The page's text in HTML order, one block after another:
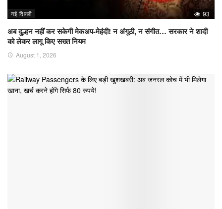
नई दिल्ली 93
अब दुल्हन नहीं कर सकेगी मेकअप-मेहंदी! न अंगूठी, न संगीत… सरकार ने शादी
को लेकर लागू किए सख्त नियम
August 1, 2026